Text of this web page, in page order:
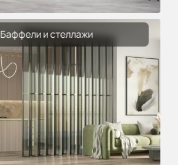
Баффели и стеллажи